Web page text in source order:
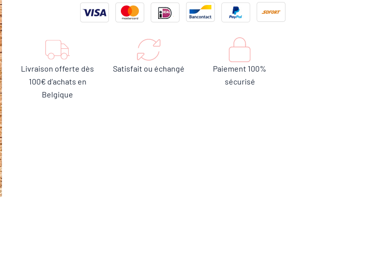
Livraison offerte dès
100€ d’achats en
Belgique
Satisfait ou échangé
Paiement 100%
sécurisé